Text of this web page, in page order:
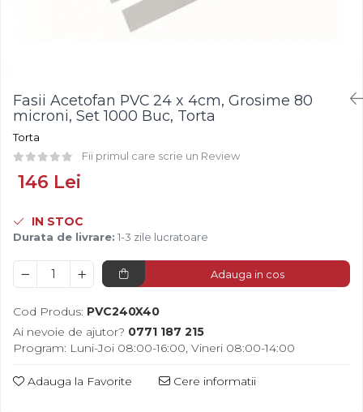
Compot si Cocktail
Aroma Vanilie
Aroma Rom
Zahar
Isomalt
Crocant / Crumble
Lapte Condensat
Topping
Spray Antilipire Tavi
Fasii Acetofan PVC 24 x 4cm, Grosime 80
microni, Set 1000 Buc, Torta
Torta
Fii primul care scrie un Review
146 Lei
IN STOC
Durata de livrare: 1-3 zile lucratoare
Adauga in cos
Cod Produs: PVC240X40
Ai nevoie de ajutor? 0771 187 215
Program: Luni-Joi 08:00-16:00, Vineri 08:00-14:00
Adauga la Favorite Cere informatii